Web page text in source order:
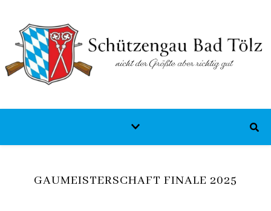
GAUMEISTERSCHAFT FINALE 2025